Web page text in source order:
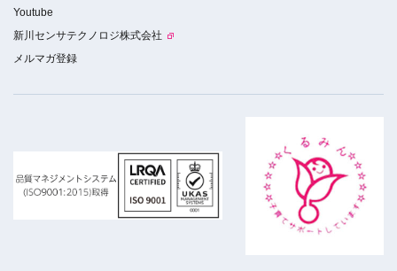
Youtube
新川センサテクノロジ株式会社
メルマガ登録